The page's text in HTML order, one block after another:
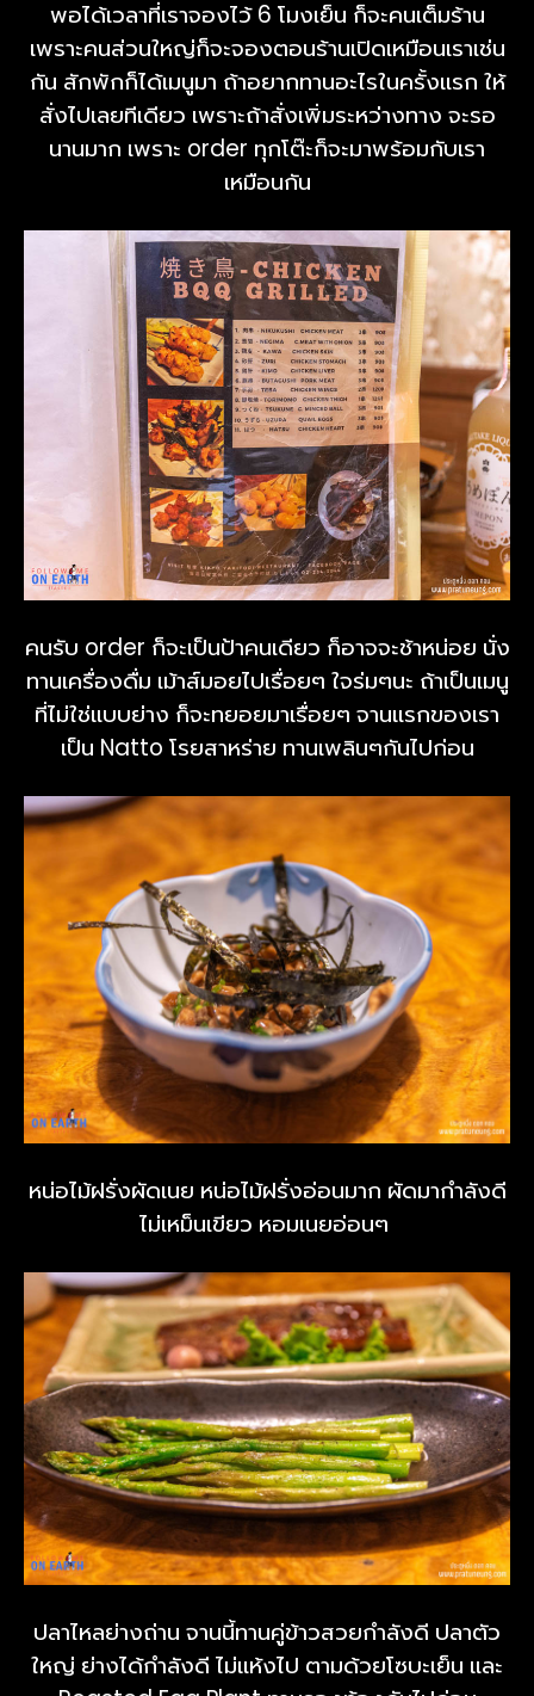
พอได้เวลาที่เราจองไว้ 6 โมงเย็น ก็จะคนเต็มร้าน
เพราะคนส่วนใหญ่ก็จะจองตอนร้านเปิดเหมือนเราเช่น
กัน สักพักก็ได้เมนูมา ถ้าอยากทานอะไรในครั้งแรก ให้
สั่งไปเลยทีเดียว เพราะถ้าสั่งเพิ่มระหว่างทาง จะรอ
นานมาก เพราะ order ทุกโต๊ะก็จะมาพร้อมกับเรา
เหมือนกัน
คนรับ order ก็จะเป็นป้าคนเดียว ก็อาจจะช้าหน่อย นั่ง
ทานเครื่องดื่ม เม้าส์มอยไปเรื่อยๆ ใจร่มๆนะ ถ้าเป็นเมนู
ที่ไม่ใช่แบบย่าง ก็จะทยอยมาเรื่อยๆ จานแรกของเรา
เป็น Natto โรยสาหร่าย ทานเพลินๆกันไปก่อน
หน่อไม้ฝรั่งผัดเนย หน่อไม้ฝรั่งอ่อนมาก ผัดมากำลังดี
ไม่เหม็นเขียว หอมเนยอ่อนๆ
ปลาไหลย่างถ่าน จานนี้ทานคู่ข้าวสวยกำลังดี ปลาตัว
ใหญ่ ย่างได้กำลังดี ไม่แห้งไป ตามด้วยโซบะเย็น และ